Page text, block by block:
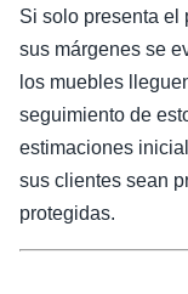
Si solo presenta el
sus márgenes se
los muebles
seguimiento de
estimaciones
sus clientes sean
protegidas.